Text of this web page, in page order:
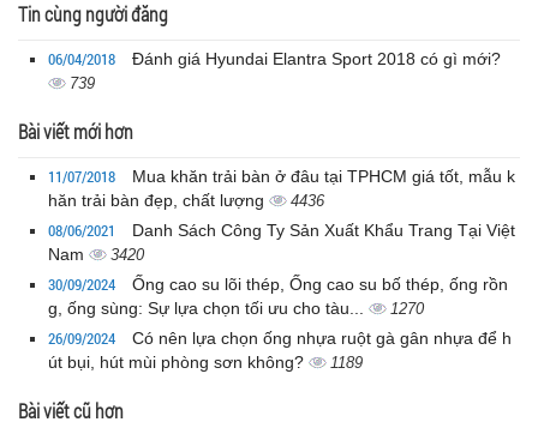
Tin cùng người đăng
06/04/2018 Đánh giá Hyundai Elantra Sport 2018 có gì mới?
739
Bài viết mới hơn
11/07/2018
Mua khăn trải bàn ở đâu tại TPHCM giá tốt, mẫu k
hăn trải bàn đẹp, chất lượng
4436
08/06/2021
Danh Sách Công Ty Sản Xuất Khẩu Trang Tại Việt
Nam
3420
30/09/2024
Ống cao su lõi thép, Ống cao su bố thép, ống rồn
g, ống sùng: Sự lựa chọn tối ưu cho tàu...
1270
26/09/2024
Có nên lựa chọn ống nhựa ruột gà gân nhựa để h
út bụi, hút mùi phòng sơn không?
1189
Bài viết cũ hơn